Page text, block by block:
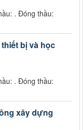
. Đóng thầu:
bị và học
. Đóng thầu:
xây dựng